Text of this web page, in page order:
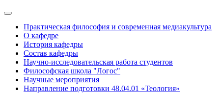
Практическая философия и современная медиакультура
О кафедре
История кафедры
Состав кафедры
Научно-исследовательская работа студентов
Философская школа "Логос"
Научные мероприятия
Направление подготовки 48.04.01 «Теология»